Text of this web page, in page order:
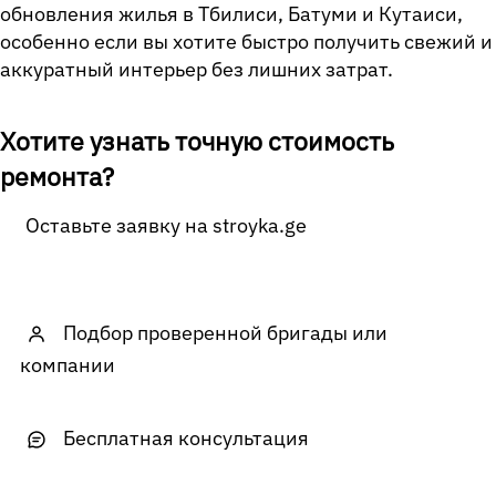
обновления жилья в Тбилиси, Батуми и Кутаиси,
особенно если вы хотите быстро получить свежий и
аккуратный интерьер без лишних затрат.
Хотите узнать точную стоимость
ремонта?
Оставьте заявку на stroyka.ge
Подбор проверенной бригады или
компании
Бесплатная консультация